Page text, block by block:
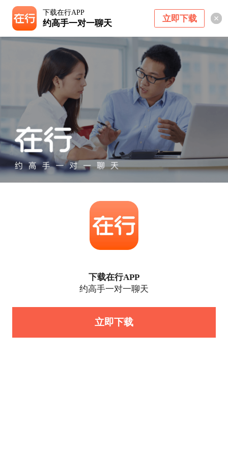
下载在行APP
约高手一对一聊天 立即下载
下载在行APP
约高手一对一聊天
立即下载